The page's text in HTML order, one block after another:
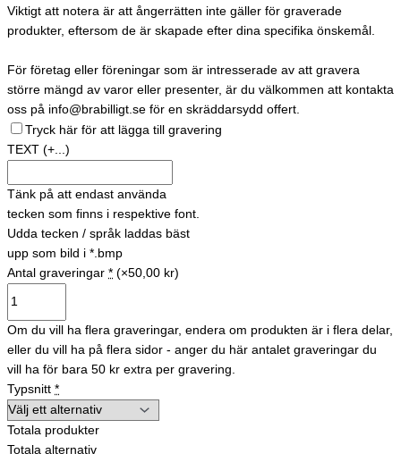
Viktigt att notera är att ångerrätten inte gäller för graverade
produkter, eftersom de är skapade efter dina specifika önskemål.
För företag eller föreningar som är intresserade av att gravera
större mängd av varor eller presenter, är du välkommen att kontakta
oss på info@brabilligt.se för en skräddarsydd offert.
Tryck här för att lägga till gravering
TEXT (+...)
Tänk på att endast använda
tecken som finns i respektive font.
Udda tecken / språk laddas bäst
upp som bild i *.bmp
Antal graveringar * (×50,00 kr)
Om du vill ha flera graveringar, endera om produkten är i flera delar,
eller du vill ha på flera sidor - anger du här antalet graveringar du
vill ha för bara 50 kr extra per gravering.
Typsnitt *
Totala produkter
Totala alternativ